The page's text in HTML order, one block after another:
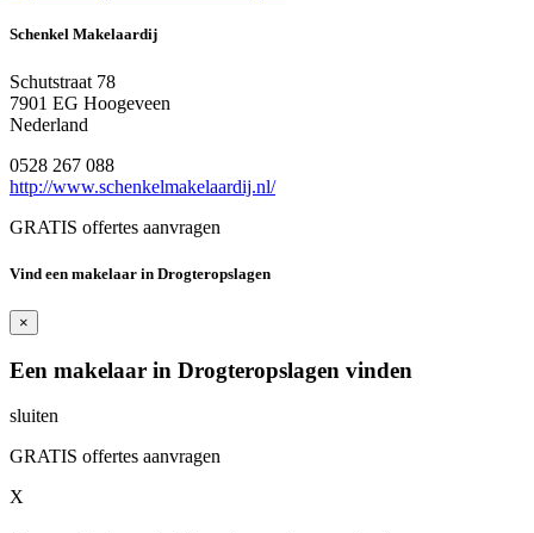
Schenkel Makelaardij
Schutstraat 78
7901 EG Hoogeveen
Nederland
0528 267 088
http://www.schenkelmakelaardij.nl/
GRATIS offertes aanvragen
Vind een makelaar in Drogteropslagen
×
Een makelaar in Drogteropslagen vinden
sluiten
GRATIS offertes aanvragen
X